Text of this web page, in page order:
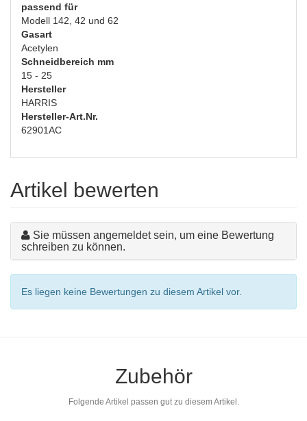
passend für
Modell 142, 42 und 62
Gasart
Acetylen
Schneidbereich mm
15 - 25
Hersteller
HARRIS
Hersteller-Art.Nr.
62901AC
Artikel bewerten
Sie müssen angemeldet sein, um eine Bewertung
schreiben zu können.
Es liegen keine Bewertungen zu diesem Artikel vor.
Zubehör
Folgende Artikel passen gut zu diesem Artikel.